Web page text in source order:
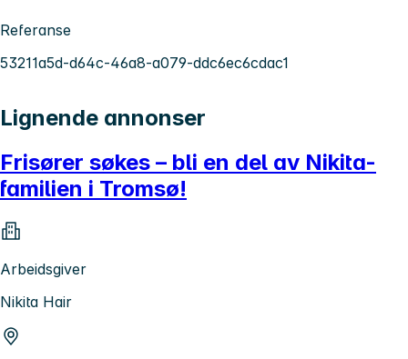
Referanse
53211a5d-d64c-46a8-a079-ddc6ec6cdac1
Lignende annonser
Frisører søkes – bli en del av Nikita-
familien i Tromsø!
Arbeidsgiver
Nikita Hair